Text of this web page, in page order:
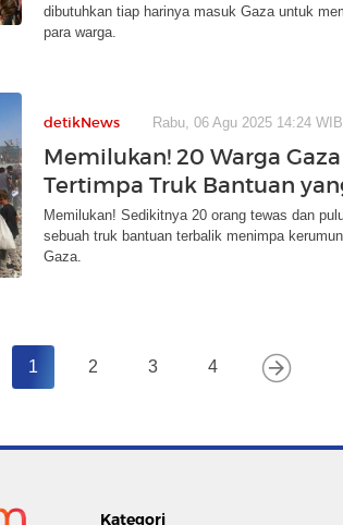
dibutuhkan tiap harinya masuk Gaza untuk
para warga.
detikNews Rabu, 06 Agu 2025 14:24 WIB
Memilukan! 20 Warga
Tertimpa Truk Bantuan
Memilukan! Sedikitnya 20 orang tewas dan
sebuah truk bantuan terbalik menimpa
Gaza.
1 2 3 4
Kategori